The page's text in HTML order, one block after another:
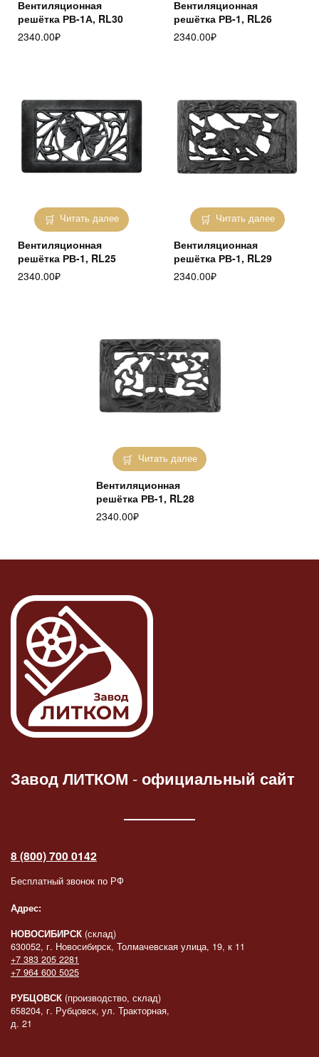
Вентиляционная
решётка РВ-1А, RL30
2340.00₽
Вентиляционная
решётка РВ-1, RL26
2340.00₽
Читать далее
Вентиляционная
решётка РВ-1, RL25
2340.00₽
Читать далее
Вентиляционная
решётка РВ-1, RL29
2340.00₽
Читать далее
Вентиляционная
решётка РВ-1, RL28
2340.00₽
Завод ЛИТКОМ -официальный сайт
8 (800) 700 0142
Бесплатный звонок по РФ
Адрес:
НОВОСИБИРСК (склад)
630052, г. Новосибирск, Толмачевская улица, 19, к 11
+7 383 205 2281
+7 964 600 5025
РУБЦОВСК (производство, склад)
658204, г. Рубцовск, ул. Тракторная,
д. 21